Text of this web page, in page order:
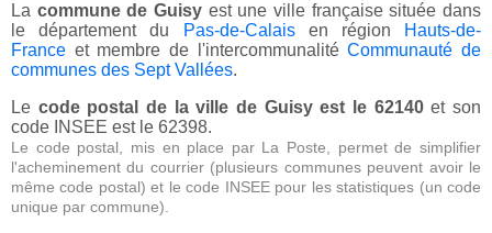
La commune de Guisy est une ville française située dans
le département du
Pas-de-Calaisen région
Hauts-de-
France et membre de l'intercommunalitéCommunauté de
communes des Sept Vallées.
Le code postal de la ville de Guisy est le 62140et son
code INSEE est le 62398.
Le code postal, mis en place par La Poste, permet de simplifier
l'acheminement du courrier (plusieurs communes peuvent avoir le
même code postal) et le code INSEE pour les statistiques (un code
unique par commune).